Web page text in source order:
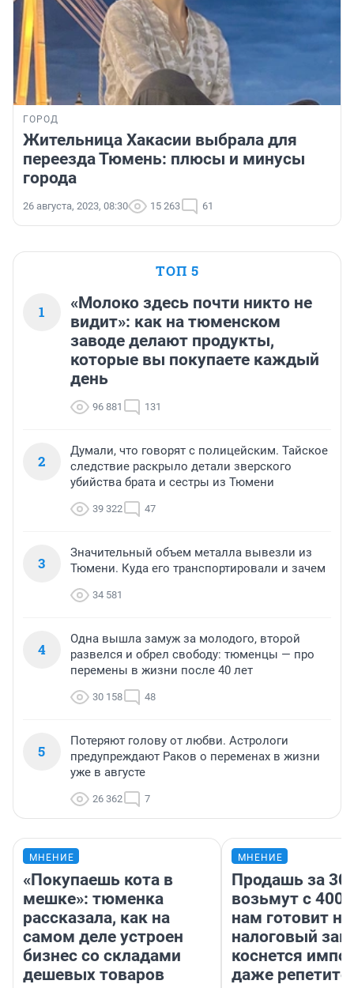
ГОРОД
Жительница Хакасии выбрала для
переезда Тюмень: плюсы и минусы
города
26 августа, 2023, 08:30 15 263 61
ТОП 5
1
«Молоко здесь почти никто не
видит»: как на тюменском
заводе делают продукты,
которые вы покупаете каждый
день
96 881 131
2
Думали, что говорят с полицейским. Тайское
следствие раскрыло детали зверского
убийства брата и сестры из Тюмени
39 322 47
3
Значительный объем металла вывезли из
Тюмени. Куда его транспортировали и зачем
34 581
4
Одна вышла замуж за молодого, второй
развелся и обрел свободу: тюменцы — про
перемены в жизни после 40 лет
30 158 48
5
Потеряют голову от любви. Астрологи
предупреждают Раков о переменах в жизни
уже в августе
26 362 7
МНЕНИЕ
«Покупаешь кота в
мешке»: тюменка
рассказала, как на
самом деле устроен
бизнес со складами
дешевых товаров
МНЕНИЕ
Продашь за
возьмут с
нам готовит
налоговый
коснется
даже